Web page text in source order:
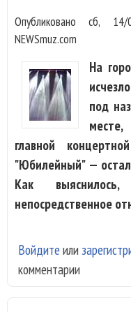
Опубликованосб,
NEWSmuz.com
На
под
месте,
главной
"Юбилейный" —
Как
непосредственное
Войдите или
комментарии